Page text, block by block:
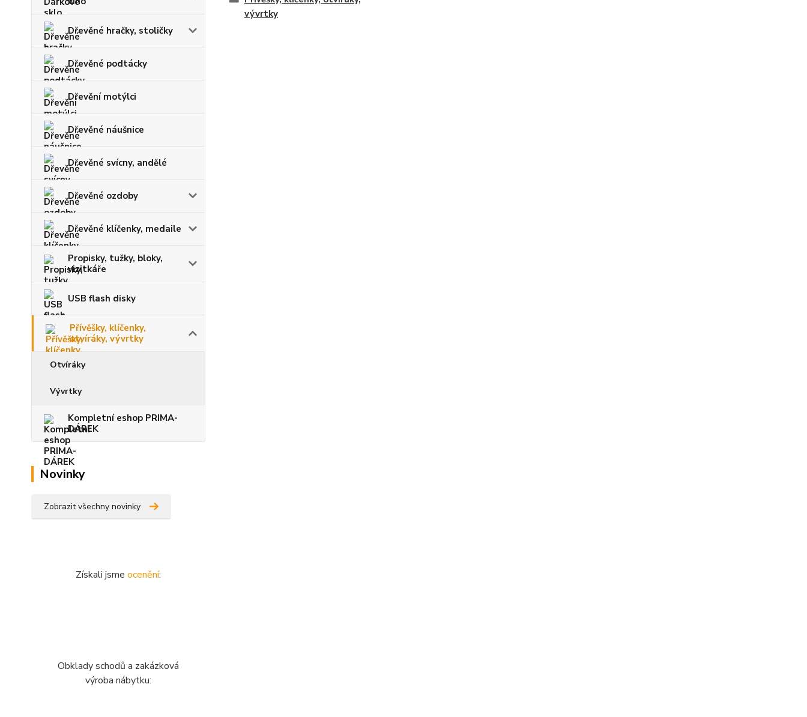
Dřevěné hračky, stoličky
Dřevěné podtácky
Dřevění motýlci
Dřevěné náušnice
Dřevěné svícny, andělé
Dřevěné ozdoby
Dřevěné klíčenky, medaile
Propisky, tužky, bloky,
vizitkáře
USB flash disky
Přívěšky, klíčenky,
otvíráky, vývrtky
Otvíráky
Vývrtky
Kompletní eshop PRIMA-
DÁREK
Novinky
Zobrazit všechny novinky
Získali jsme ocenění:
Obklady schodů a zakázková
výroba nábytku:
vývrtky